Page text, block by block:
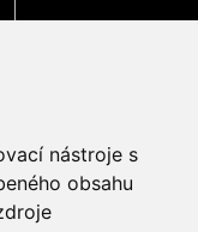
nástroje s
obsahu